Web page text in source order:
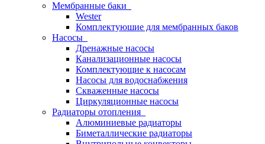
Мембранные баки
Wester
Комплектуюшие для мембранных баков
Насосы
Дренажные насосы
Канализационные насосы
Комплектующие к насосам
Насосы для водоснабжения
Скваженные насосы
Циркуляционные насосы
Радиаторы отопления
Алюминиевые радиаторы
Биметаллические радиаторы